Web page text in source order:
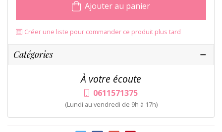
Ajouter au panier
Créer une liste pour commander ce produit plus tard
Catégories
À votre écoute
0611571375
(Lundi au vendredi de 9h à 17h)